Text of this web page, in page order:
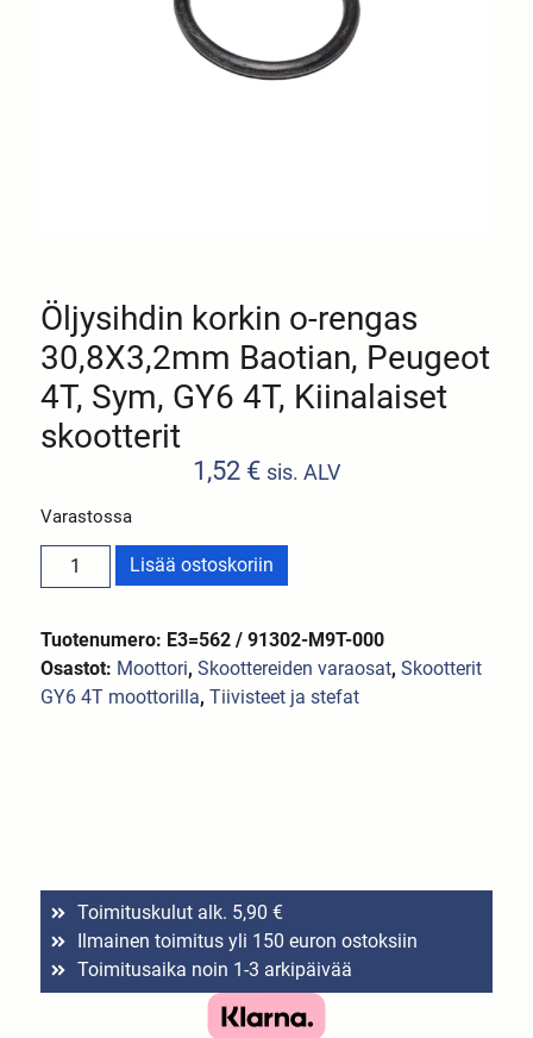
Öljysihdin korkin o-rengas
30,8X3,2mm Baotian, Peugeot
4T, Sym, GY6 4T, Kiinalaiset
skootterit
1,52 € sis. ALV
Varastossa
Lisää ostoskoriin
Tuotenumero: E3=562 / 91302-M9T-000
Osastot: Moottori,Skoottereiden varaosat,Skootterit
GY6 4T moottorilla,Tiivisteet ja stefat
Toimituskulut alk. 5,90 €
Ilmainen toimitus yli 150 euron ostoksiin
Toimitusaika noin 1-3 arkipäivää